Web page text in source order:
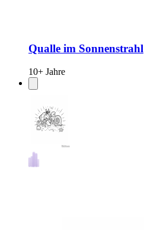
Qualle im Sonnenstrahl
10+ Jahre